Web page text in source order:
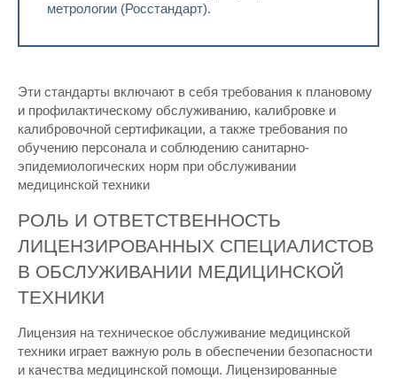
метрологии (Росстандарт).
Эти стандарты включают в себя требования к плановому
и профилактическому обслуживанию, калибровке и
калибровочной сертификации, а также требования по
обучению персонала и соблюдению санитарно-
эпидемиологических норм при обслуживании
медицинской техники
РОЛЬ И ОТВЕТСТВЕННОСТЬ
ЛИЦЕНЗИРОВАННЫХ СПЕЦИАЛИСТОВ
В ОБСЛУЖИВАНИИ МЕДИЦИНСКОЙ
ТЕХНИКИ
Лицензия на техническое обслуживание медицинской
техники играет важную роль в обеспечении безопасности
и качества медицинской помощи. Лицензированные